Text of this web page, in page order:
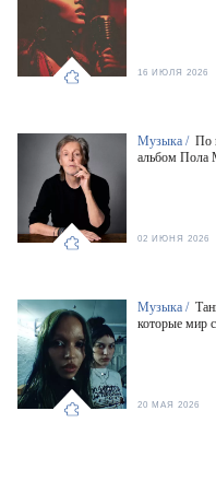
16 ИЮЛЯ 2026
Музыка / По
альбом Пола
02 ИЮНЯ 2026
Музыка /
которые мир
20 МАЯ 2026